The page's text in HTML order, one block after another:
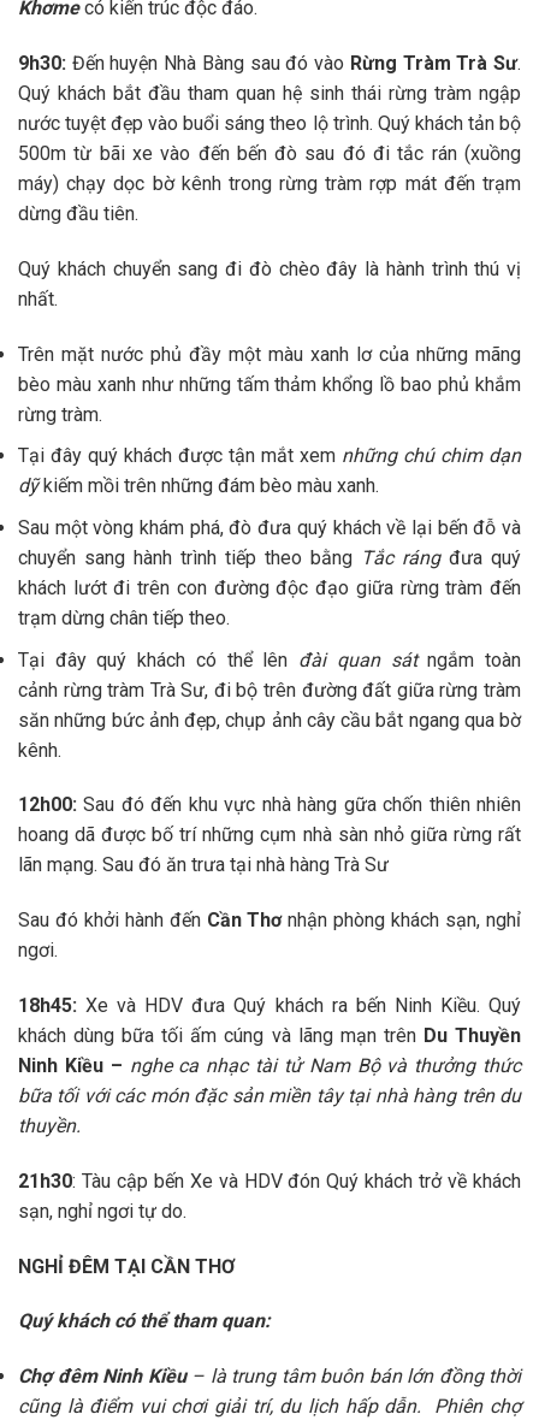
Khơmecó kiến trúc độc đáo.
9h30: Đến huyện Nhà Bàng sau đó vào Rừng Tràm Trà Sư.
Quý khách bắt đầu tham quan hệ sinh thái rừng tràm ngập
nước tuyệt đẹp vào buổi sáng theo lộ trình. Quý khách tản bộ
500m từ bãi xe vào đến bến đò sau đó đi tắc rán (xuồng
máy) chạy dọc bờ kênh trong rừng tràm rợp mát đến trạm
dừng đầu tiên.
Quý khách chuyển sang đi đò chèo đây là hành trình thú vị
nhất.
Trên mặt nước phủ đầy một màu xanh lơ của những mãng
bèo màu xanh như những tấm thảm khổng lồ bao phủ khắm
rừng tràm.
Tại đây quý khách được tận mắt xem những chú chim dạn
dỹ kiếm mồi trên những đám bèo màu xanh.
Sau một vòng khám phá, đò đưa quý khách về lại bến đỗ và
chuyển sang hành trình tiếp theo bằng Tắc rángđưa quý
khách lướt đi trên con đường độc đạo giữa rừng tràm đến
trạm dừng chân tiếp theo.
Tại đây quý khách có thể lên đài quan sát ngắm toàn
cảnh rừng tràm Trà Sư, đi bộ trên đường đất giữa rừng tràm
săn những bức ảnh đẹp, chụp ảnh cây cầu bắt ngang qua bờ
kênh.
12h00: Sau đó đến khu vực nhà hàng gữa chốn thiên nhiên
hoang dã được bố trí những cụm nhà sàn nhỏ giữa rừng rất
lãn mạng. Sau đó ăn trưa tại nhà hàng Trà Sư
Sau đó khởi hành đến Cần Thơ nhận phòng khách sạn, nghỉ
ngơi.
18h45: Xe và HDV đưa Quý khách ra bến Ninh Kiều. Quý
khách dùng bữa tối ấm cúng và lãng mạn trên Du Thuyền
Ninh Kiều – nghe ca nhạc tài tử Nam Bộ và thưởng thức
bữa tối với các món đặc sản miền tây tại nhà hàng trên du
thuyền.
21h30: Tàu cập bến Xe và HDV đón Quý khách trở về khách
sạn, nghỉ ngơi tự do.
NGHỈ ĐÊM TẠI CẦN THƠ
Quý khách có thể tham quan:
Chợ đêm Ninh Kiều – là trung tâm buôn bán lớn đồng thời
cũng là điểm vui chơi giải trí, du lịch hấp dẫn. Phiên chợ